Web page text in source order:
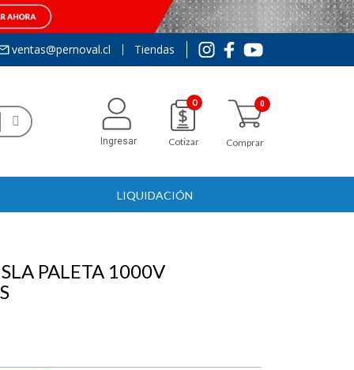
ventas@pernoval.cl Tiendas
Ingresar
0
Cotizar Comprar
LIQUIDACIÓN
PALETA 1000V